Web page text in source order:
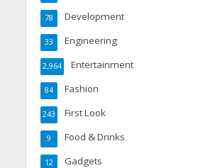
Development
78
Engineering
33
Entertainment
2,964
Fashion
84
First Look
243
Food & Drinks
9
Gadgets
12